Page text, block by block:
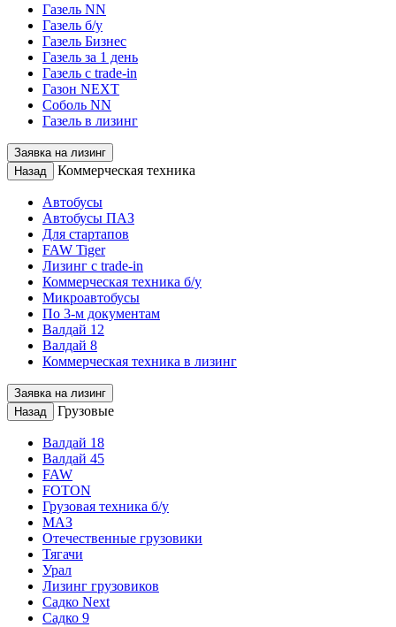
Газель NN
Газель б/у
Газель Бизнес
Газель за 1 день
Газель с trade-in
Газон NEXT
Соболь NN
Газель в лизинг
Заявка на лизинг
Назад
Коммерческая техника
Автобусы
Автобусы ПАЗ
Для стартапов
FAW Tiger
Лизинг с trade-in
Коммерческая техника б/у
Микроавтобусы
По 3-м документам
Валдай 12
Валдай 8
Коммерческая техника в лизинг
Заявка на лизинг
Назад
Грузовые
Валдай 18
Валдай 45
FAW
FOTON
Грузовая техника б/у
МАЗ
Отечественные грузовики
Тягачи
Урал
Лизинг грузовиков
Садко Next
Садко 9